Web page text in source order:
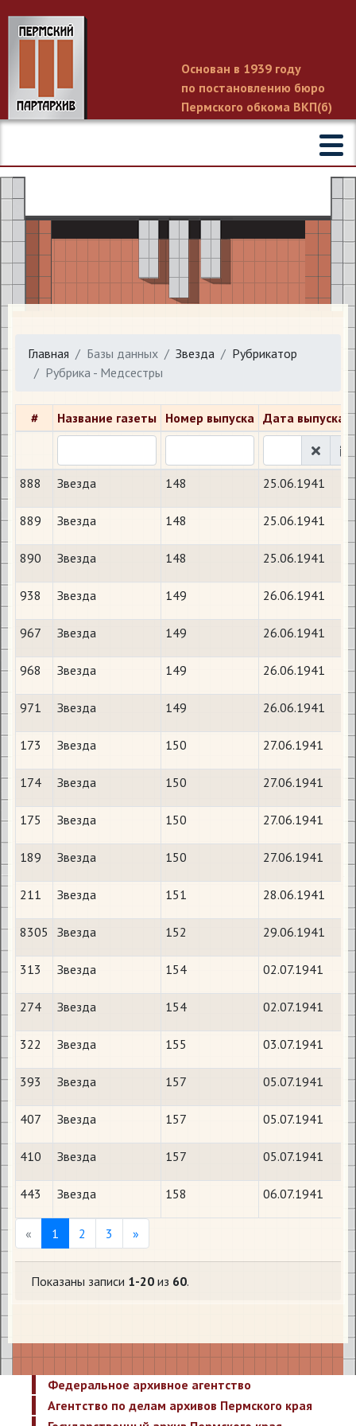
Основан в 1939 году
по постановлению бюро
Пермского обкома ВКП(б)
Главная Базы данных Звезда
Рубрикатор
Рубрика - Медсестры
# Название газеты Номер выпуска Дата выпуска
888 Звезда 148 25.06.1941
889 Звезда 148 25.06.1941
890 Звезда 148 25.06.1941
938 Звезда 149 26.06.1941
967 Звезда 149 26.06.1941
968 Звезда 149 26.06.1941
971 Звезда 149 26.06.1941
173 Звезда 150 27.06.1941
174 Звезда 150 27.06.1941
175 Звезда 150 27.06.1941
189 Звезда 150 27.06.1941
211 Звезда 151 28.06.1941
8305 Звезда 152 29.06.1941
313 Звезда 154 02.07.1941
274 Звезда 154 02.07.1941
322 Звезда 155 03.07.1941
393 Звезда 157 05.07.1941
407 Звезда 157 05.07.1941
410 Звезда 157 05.07.1941
443 Звезда 158 06.07.1941
« Previous
1 2 3 »
Показаны записи 1-20 из 60.
Федеральное архивное агентство
Агентство по делам архивов Пермского края